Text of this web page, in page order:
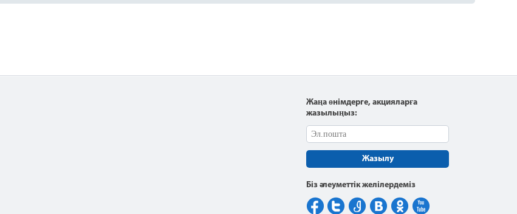
Жаңа өнімдерге, акцияларға
жазылыңыз:
Жазылу
Біз әлеуметтік желілердеміз